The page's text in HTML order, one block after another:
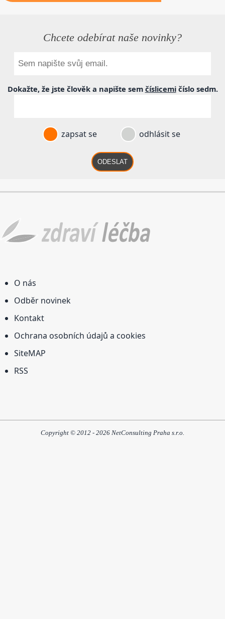
Chcete odebírat naše novinky?
Dokažte, že jste člověk a napište sem číslicemičíslo sedm.
zapsat se odhlásit se
ODESLAT
O nás
Odběr novinek
Kontakt
Ochrana osobních údajů a cookies
SiteMAP
RSS
Copyright © 2012 - 2026 NetConsulting Praha s.r.o.